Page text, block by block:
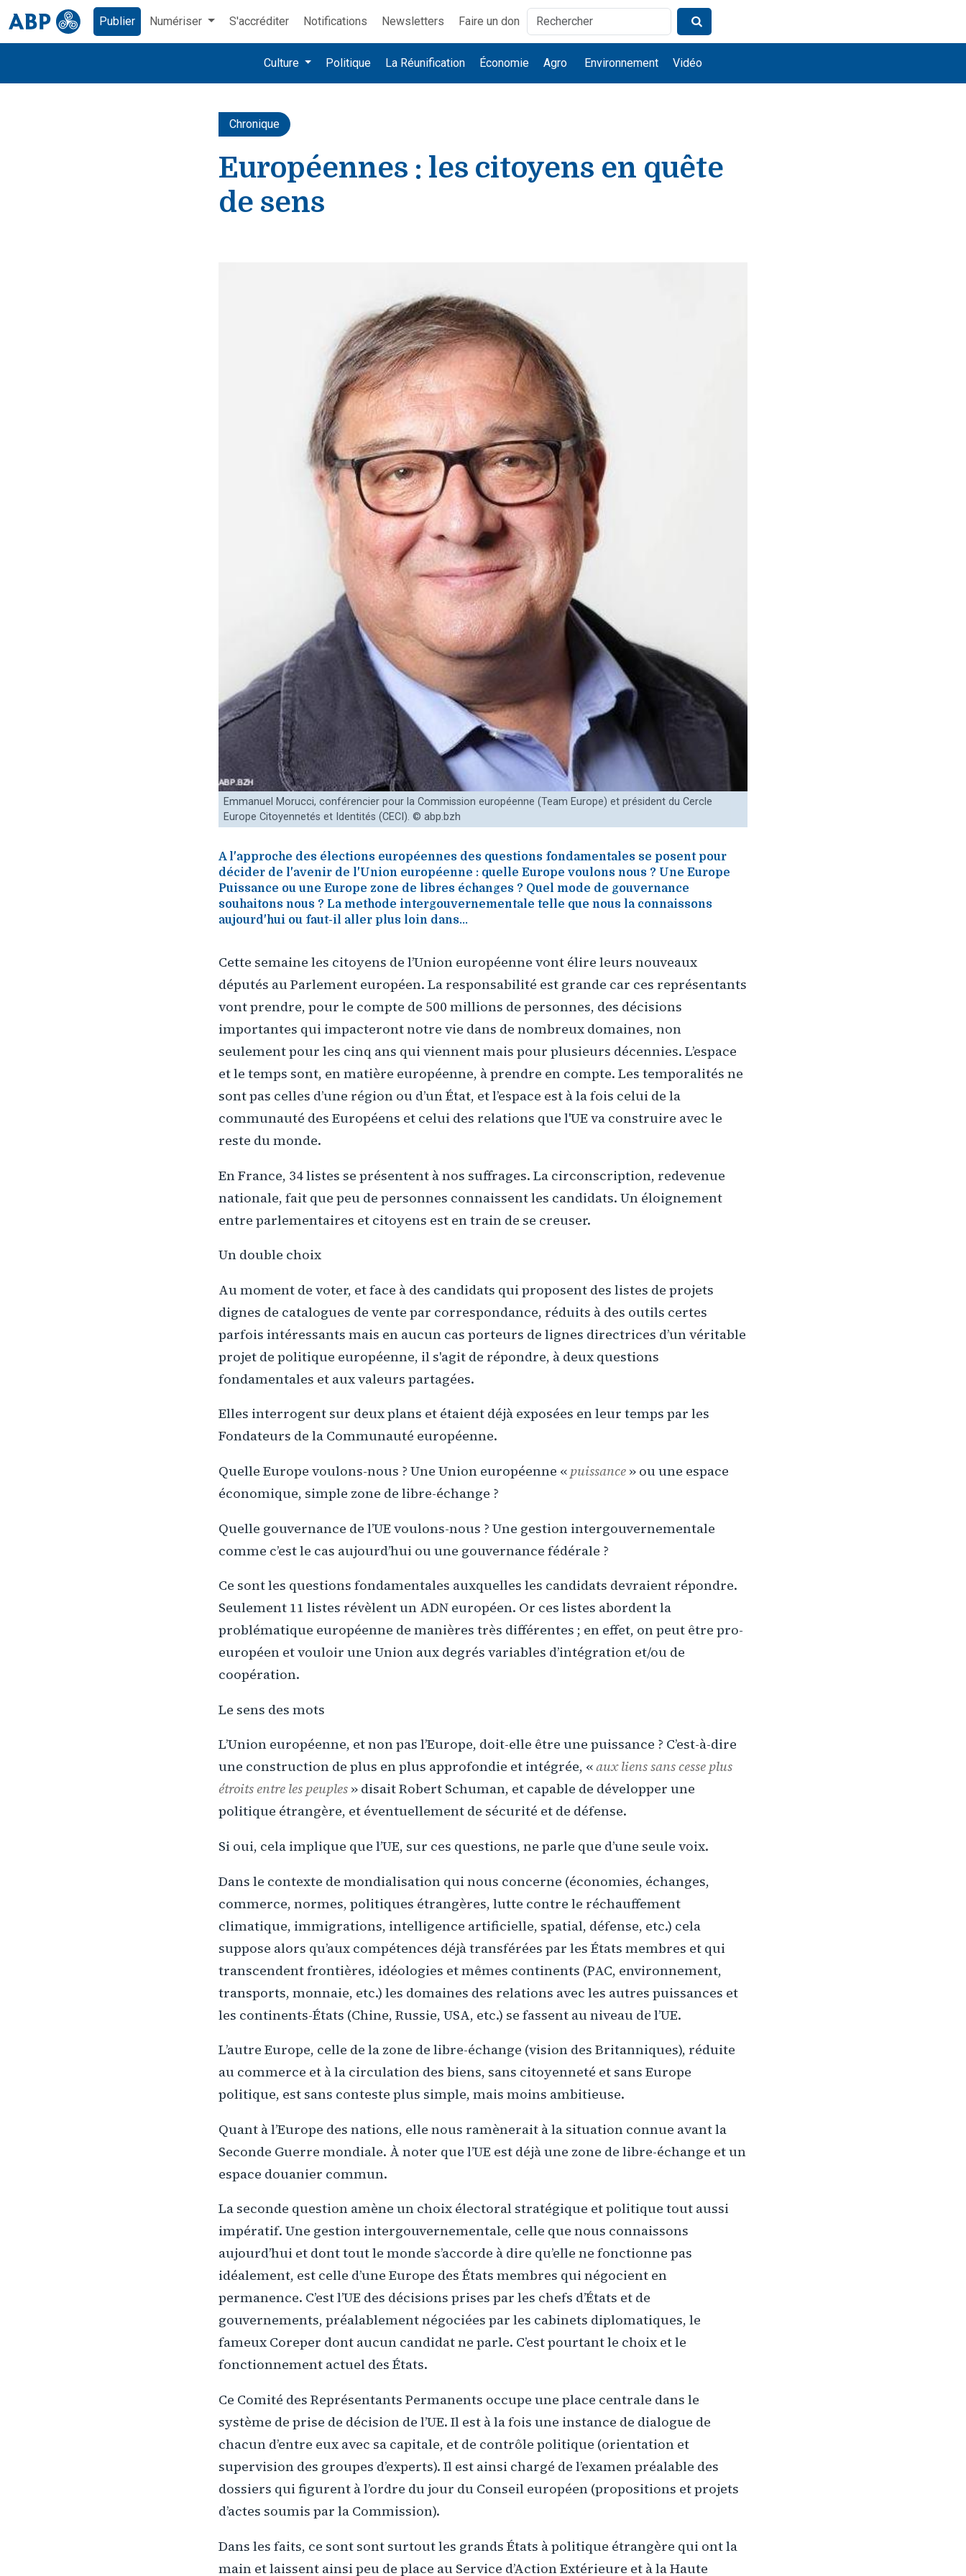
Publier Numériser S'accréditer Notifications Newsletters Faire un don
Culture Politique La Réunification Économie Agro Environnement Vidéo
Chronique
Européennes : les citoyens en quête
de sens
Emmanuel Morucci, conférencier pour la Commission européenne (Team Europe) et président du Cercle
Europe Citoyennetés et Identités (CECI). © abp.bzh
A l'approche des élections européennes des questions fondamentales se posent pour
décider de l'avenir de l'Union européenne : quelle Europe voulons nous ? Une Europe
Puissance ou une Europe zone de libres échanges ? Quel mode de gouvernance
souhaitons nous ? La methode intergouvernementale telle que nous la connaissons
aujourd'hui ou faut-il aller plus loin dans...
Cette semaine les citoyens de l’Union européenne vont élire leurs nouveaux
députés au Parlement européen. La responsabilité est grande car ces représentants
vont prendre, pour le compte de 500 millions de personnes, des décisions
importantes qui impacteront notre vie dans de nombreux domaines, non
seulement pour les cinq ans qui viennent mais pour plusieurs décennies. L’espace
et le temps sont, en matière européenne, à prendre en compte. Les temporalités ne
sont pas celles d’une région ou d’un État, et l’espace est à la fois celui de la
communauté des Européens et celui des relations que l'UE va construire avec le
reste du monde.
En France, 34 listes se présentent à nos suffrages. La circonscription, redevenue
nationale, fait que peu de personnes connaissent les candidats. Un éloignement
entre parlementaires et citoyens est en train de se creuser.
Un double choix
Au moment de voter, et face à des candidats qui proposent des listes de projets
dignes de catalogues de vente par correspondance, réduits à des outils certes
parfois intéressants mais en aucun cas porteurs de lignes directrices d’un véritable
projet de politique européenne, il s'agit de répondre, à deux questions
fondamentales et aux valeurs partagées.
Elles interrogent sur deux plans et étaient déjà exposées en leur temps par les
Fondateurs de la Communauté européenne.
Quelle Europe voulons-nous ? Une Union européenne « puissance » ou une espace
économique, simple zone de libre-échange ?
Quelle gouvernance de l’UE voulons-nous ? Une gestion intergouvernementale
comme c’est le cas aujourd’hui ou une gouvernance fédérale ?
Ce sont les questions fondamentales auxquelles les candidats devraient répondre.
Seulement 11 listes révèlent un ADN européen. Or ces listes abordent la
problématique européenne de manières très différentes ; en effet, on peut être pro-
européen et vouloir une Union aux degrés variables d’intégration et/ou de
coopération.
Le sens des mots
L’Union européenne, et non pas l’Europe, doit-elle être une puissance ? C’est-à-dire
une construction de plus en plus approfondie et intégrée, «aux liens sans cesse plus
étroits entre les peuples » disait Robert Schuman, et capable de développer une
politique étrangère, et éventuellement de sécurité et de défense.
Si oui, cela implique que l’UE, sur ces questions, ne parle que d’une seule voix.
Dans le contexte de mondialisation qui nous concerne (économies, échanges,
commerce, normes, politiques étrangères, lutte contre le réchauffement
climatique, immigrations, intelligence artificielle, spatial, défense, etc.) cela
suppose alors qu’aux compétences déjà transférées par les États membres et qui
transcendent frontières, idéologies et mêmes continents (PAC, environnement,
transports, monnaie, etc.) les domaines des relations avec les autres puissances et
les continents-États (Chine, Russie, USA, etc.) se fassent au niveau de l’UE.
L’autre Europe, celle de la zone de libre-échange (vision des Britanniques), réduite
au commerce et à la circulation des biens, sans citoyenneté et sans Europe
politique, est sans conteste plus simple, mais moins ambitieuse.
Quant à l’Europe des nations, elle nous ramènerait à la situation connue avant la
Seconde Guerre mondiale. À noter que l’UE est déjà une zone de libre-échange et un
espace douanier commun.
La seconde question amène un choix électoral stratégique et politique tout aussi
impératif. Une gestion intergouvernementale, celle que nous connaissons
aujourd’hui et dont tout le monde s’accorde à dire qu’elle ne fonctionne pas
idéalement, est celle d’une Europe des États membres qui négocient en
permanence. C’est l’UE des décisions prises par les chefs d’États et de
gouvernements, préalablement négociées par les cabinets diplomatiques, le
fameux Coreper dont aucun candidat ne parle. C’est pourtant le choix et le
fonctionnement actuel des États.
Ce Comité des Représentants Permanents occupe une place centrale dans le
système de prise de décision de l’UE. Il est à la fois une instance de dialogue de
chacun d’entre eux avec sa capitale, et de contrôle politique (orientation et
supervision des groupes d’experts). Il est ainsi chargé de l’examen préalable des
dossiers qui figurent à l’ordre du jour du Conseil européen (propositions et projets
d’actes soumis par la Commission).
Dans les faits, ce sont sont surtout les grands États à politique étrangère qui ont la
main et laissent ainsi peu de place au Service d’Action Extérieure et à la Haute